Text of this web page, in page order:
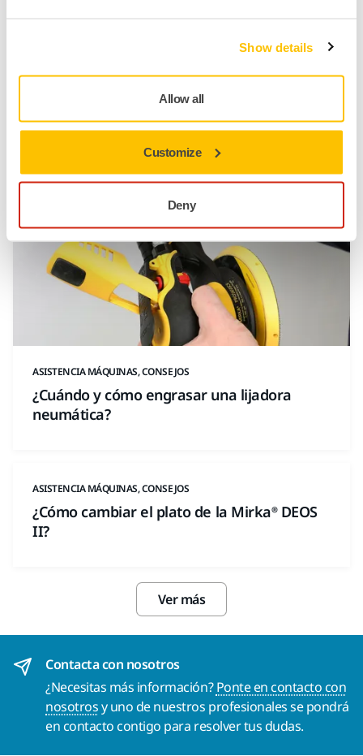
Show details
Allow all
Customize
Deny
¿Cómo reparar un cable roto en una Mirka
DEROS/DEOS/LEROS?
ASISTENCIA MÁQUINAS, CONSEJOS
¿Cuándo y cómo engrasar una lijadora
neumática?
ASISTENCIA MÁQUINAS, CONSEJOS
¿Cómo cambiar el plato de la Mirka® DEOS
II?
Ver más
Contacta con nosotros
¿Necesitas más información?Ponte en contacto con
nosotrosy uno de nuestros profesionales se pondrá
en contacto contigo para resolver tus dudas.